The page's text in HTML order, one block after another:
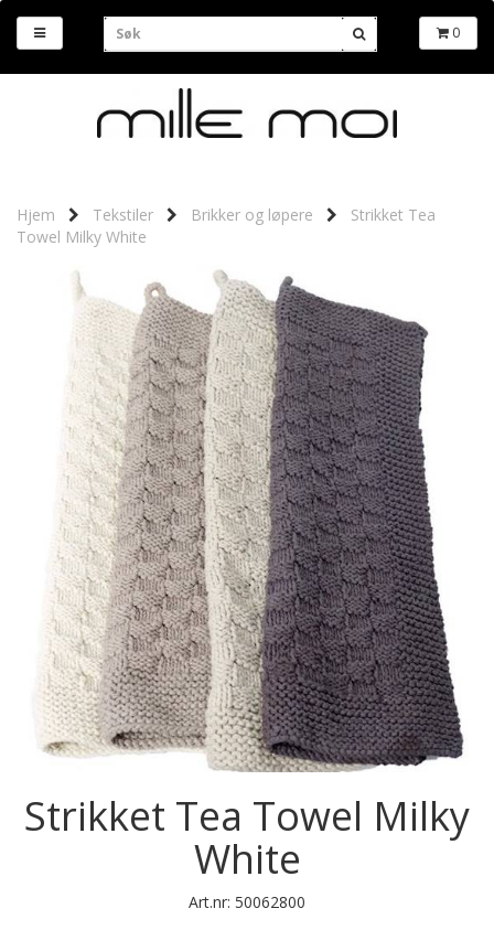
0
Hjem Tekstiler Brikker og løpere
Strikket Tea
Towel Milky White
Strikket Tea Towel Milky
White
Art.nr: 50062800